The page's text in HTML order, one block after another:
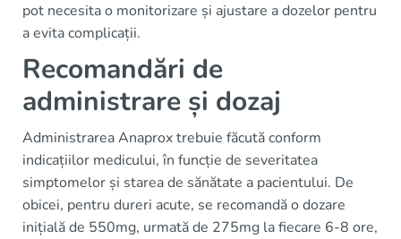
pot necesita o monitorizare și ajustare a dozelor pentru
a evita complicații.
Recomandări de
administrare și dozaj
Administrarea Anaprox trebuie făcută conform
indicațiilor medicului, în funcție de severitatea
simptomelor și starea de sănătate a pacientului. De
obicei, pentru dureri acute, se recomandă o dozare
inițială de 550mg, urmată de 275mg la fiecare 6-8 ore,